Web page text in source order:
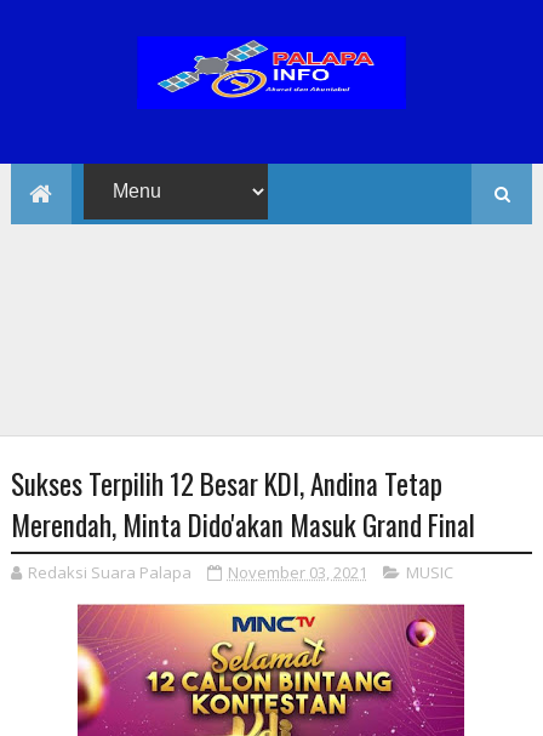
Sukses Terpilih 12 Besar KDI, Andina Tetap
Merendah, Minta Dido'akan Masuk Grand Final
Redaksi Suara Palapa November 03, 2021 MUSIC